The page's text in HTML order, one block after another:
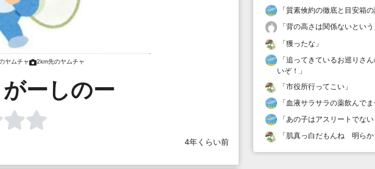
ヤムチャ 2km先のヤムチャ
ーしのー
4年くらい前
「質素倹約の徹底と目安箱の
「背の高さは関係ないという
「獲ったな 」
「追ってきているお巡りさ
いぞ！ 」
「市役所行ってこい 」
「血液サラサラの薬飲んでま
「あの子はアスリートでな
「肌真っ白だもんね 明らか